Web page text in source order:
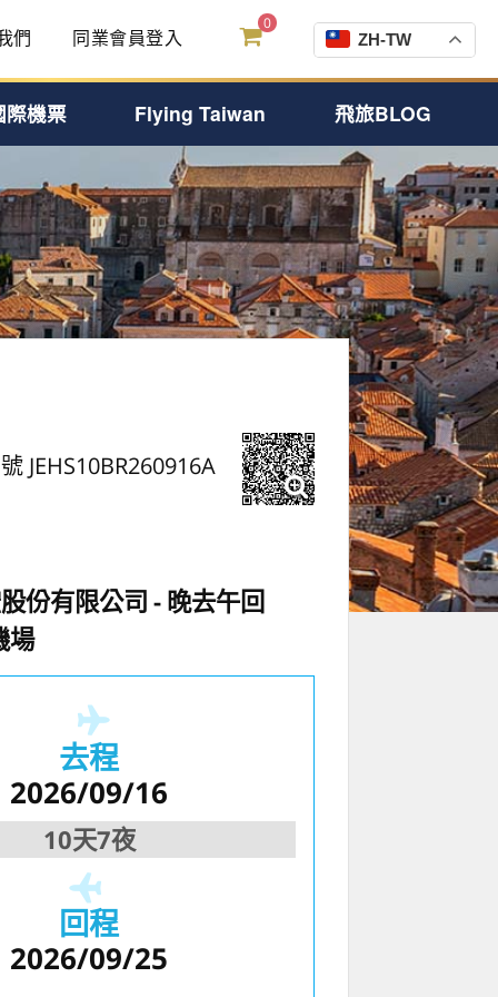
們 同業會員登入
際機票 Flying Taiwan 飛旅BLOG
0
ZH-TW
JEHS10BR260916A
份有限公司
晚去午回
場
去程
2026/09/16
10天7夜
回程
2026/09/25